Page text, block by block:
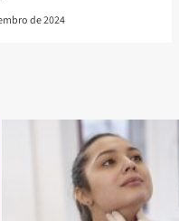
de 2024